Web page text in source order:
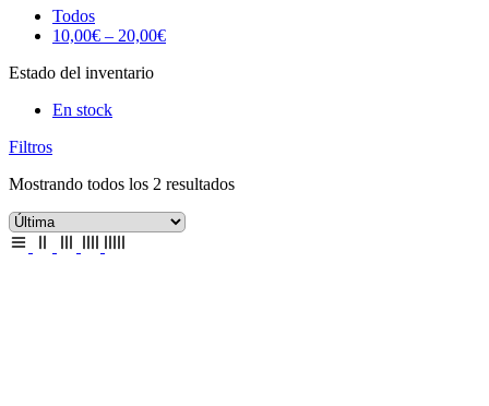
Todos
10,00€ – 20,00€
Estado del inventario
En stock
Filtros
Mostrando todos los 2 resultados